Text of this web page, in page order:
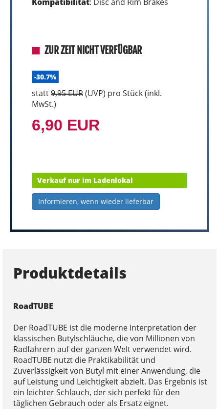
ZUR ZEIT NICHT VERFÜGBAR
-30.7%
statt9,95 EUR(UVP) pro Stück (inkl.
MwSt.)
6,90 EUR
Verkauf nur im Ladenlokal
Informieren, wenn wieder lieferbar
Produktdetails
RoadTUBE
Der RoadTUBE ist die moderne Interpretation der
klassischen Butylschläuche, die von Millionen von
Radfahrern auf der ganzen Welt verwendet wird.
RoadTUBE nutzt die Praktikabilität und
Zuverlässigkeit von Butyl mit einer Anwendung, die
auf Leistung und Leichtigkeit abzielt. Das Ergebnis ist
ein leichter Schlauch, der sich perfekt für den
täglichen Gebrauch oder als Ersatz eignet.